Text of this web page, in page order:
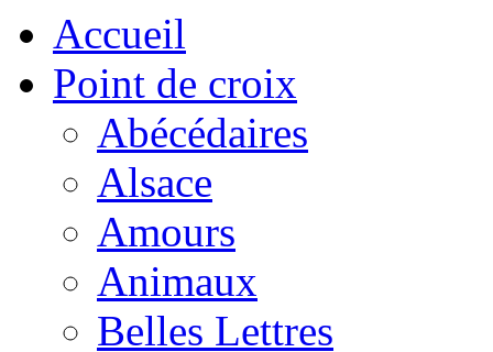
Accueil
Point de croix
Abécédaires
Alsace
Amours
Animaux
Belles Lettres